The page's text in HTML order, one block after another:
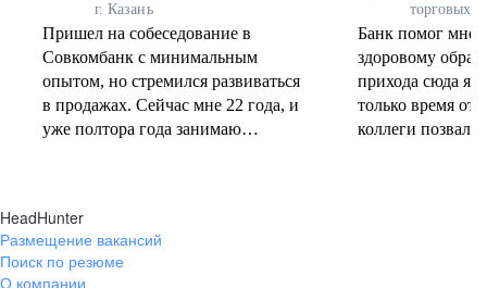
г. Казань
Пришел на собеседование в
Совкомбанк с минимальным
опытом, но стремился развиваться
в продажах. Сейчас мне 22 года, и
уже полтора года занимаю
образование. Молодежь сегодня
задаёт тренды и меняет рынок
труда, и горжусь тем, что являюсь
торговых
Банк помог мне
здоровому
прихода сюда я
только время от
коллеги позвали
HeadHunter
Размещение вакансий
Поиск по резюме
О компании